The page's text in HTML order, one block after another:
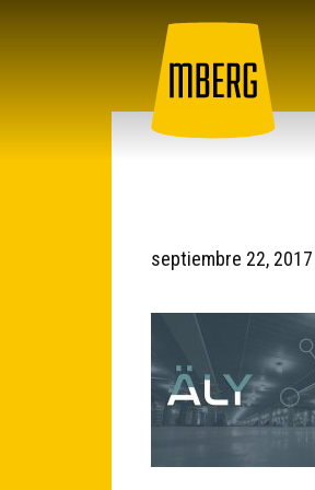
septiembre 22, 2017